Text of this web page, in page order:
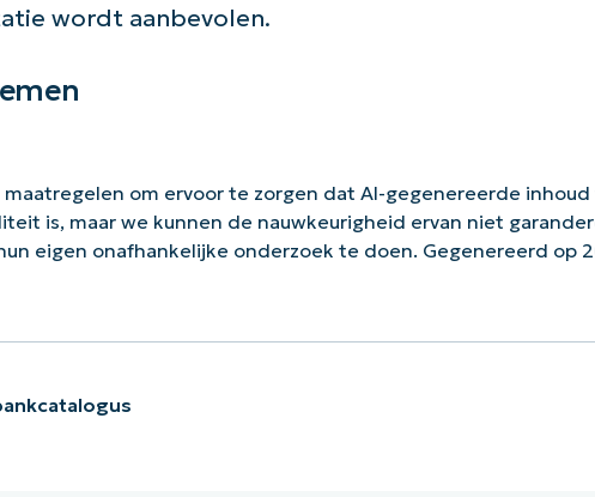
wordt aanbevolen.
maatregelen om ervoor te zorgen dat AI-gegenereerde inhoud
is, maar we kunnen de nauwkeurigheid ervan niet
eigen onafhankelijke onderzoek te doen. Gegenereerd op